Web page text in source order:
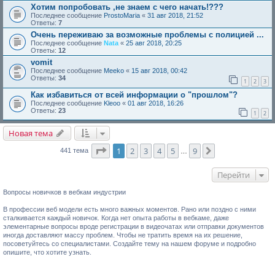
Хотим попробовать ,не знаем с чего начать!???
Последнее сообщение ProstoMaria « 31 авг 2018, 21:52
Ответы: 7
Очень переживаю за возможные проблемы с полицией ...
Последнее сообщение Nata « 25 авг 2018, 20:25
Ответы: 12
vomit
Последнее сообщение Meeko « 15 авг 2018, 00:42
Ответы: 34 1 2 3
Как избавиться от всей информации о "прошлом"?
Последнее сообщение Kleoo « 01 авг 2018, 16:26
Ответы: 23 1 2
Новая тема
441 тема Страница1 из
1 2 3 4 5 9
Перейти
Вопросы новичков в вебкам индустрии
В профессии веб модели есть много важных моментов. Рано или поздно с ними
сталкивается каждый новичок. Когда нет опыта работы в вебкаме, даже
элементарные вопросы вроде регистрации в видеочатах или отправки документов
иногда доставляют массу проблем. Чтобы не тратить время на их решение,
посоветуйтесь со специалистами. Создайте тему на нашем форуме и подробно
опишите, что хотите узнать.